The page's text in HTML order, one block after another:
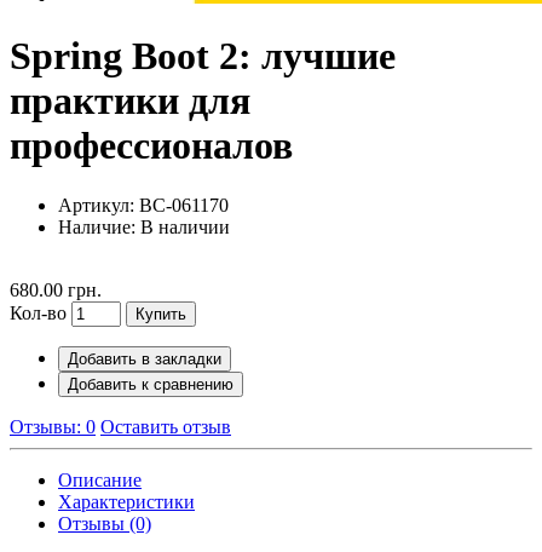
Spring Boot 2: лучшие
практики для
профессионалов
Артикул: BC-061170
Наличие: В наличии
680.00 грн.
Кол-во
Купить
Добавить в закладки
Добавить к сравнению
Отзывы: 0 Оставить отзыв
Описание
Характеристики
Отзывы (0)